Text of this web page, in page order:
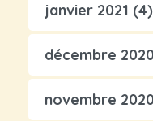
janvier 2021 (4)
décembre
novembre